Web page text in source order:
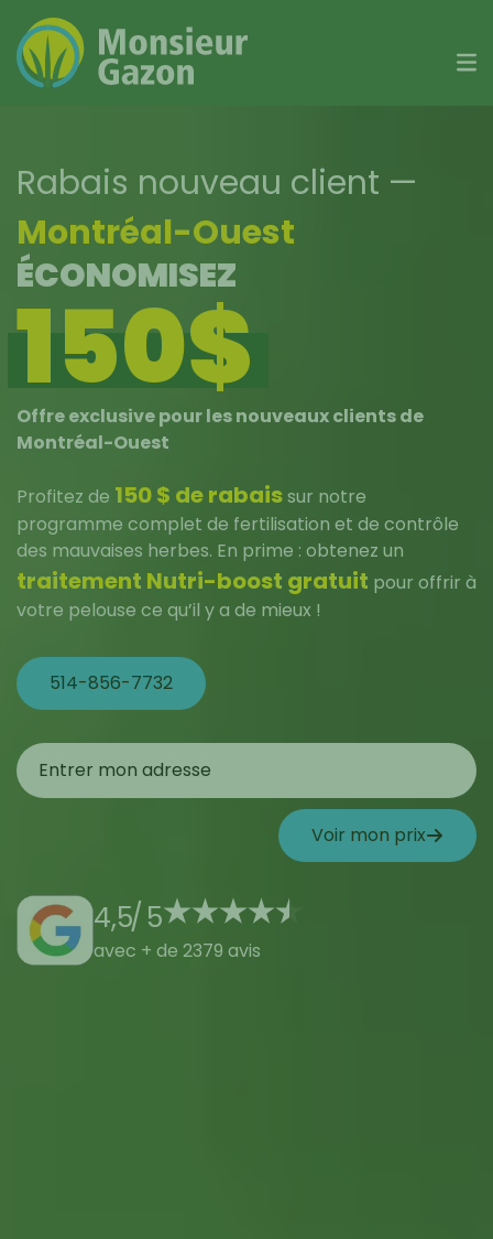
content
Rabais nouveau client —
Montréal-Ouest
ÉCONOMISEZ
150$
Offre exclusive pour les nouveaux clients de
Montréal-Ouest
Profitez de 150 $ de rabaissur notre
programme complet de fertilisation et de contrôle
des mauvaises herbes. En prime : obtenez un
traitement Nutri-boost gratuit pour offrir à
votre pelouse ce qu’il y a de mieux !
514-856-7732
Voir mon prix
4,5/ 5
avec + de 2379 avis